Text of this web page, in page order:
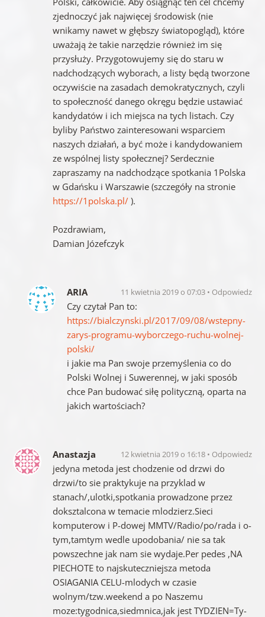
zjednoczyć jak najwięcej środowisk (nie
wnikamy nawet w głębszy światopogląd), które
uważają że takie narzędzie również im się
przysłuży. Przygotowujemy się do staru w
nadchodzących wyborach, a listy będą tworzone
oczywiście na zasadach demokratycznych, czyli
to społeczność danego okręgu będzie ustawiać
kandydatów i ich miejsca na tych listach. Czy
byliby Państwo zainteresowani wsparciem
naszych działań, a być może i kandydowaniem
ze wspólnej listy społecznej? Serdecznie
zapraszamy na nadchodzące spotkania 1Polska
w Gdańsku i Warszawie (szczegóły na stronie
https://1polska.pl/).
Pozdrawiam,
Damian Józefczyk
ARIA 11 kwietnia 2019 o 07:03 Odpowiedz
Czy czytał Pan to:
https://bialczynski.pl/2017/09/08/wstepny-
zarys-programu-wyborczego-ruchu-wolnej-
polski/
i jakie ma Pan swoje przemyślenia co do
Polski Wolnej i Suwerennej, w jaki sposób
chce Pan budować siłę polityczną, oparta na
jakich wartościach?
Anastazja 12 kwietnia 2019 o 16:18 Odpowiedz
jedyna metoda jest chodzenie od drzwi do
drzwi/to sie praktykuje na przyklad w
stanach/,ulotki,spotkania prowadzone przez
doksztalcona w temacie mlodzierz.Sieci
komputerow i P-dowej MMTV/Radio/po/rada i o-
tym,tamtym wedle upodobania/ nie sa tak
powszechne jak nam sie wydaje.Per pedes ,NA
PIECHOTE to najskuteczniejsza metoda
OSIAGANIA CELU-mlodych w czasie
wolnym/tzw.weekend a po Naszemu
moze:tygodnica,siedmnica,jak jest TYDZIEN=Ty-